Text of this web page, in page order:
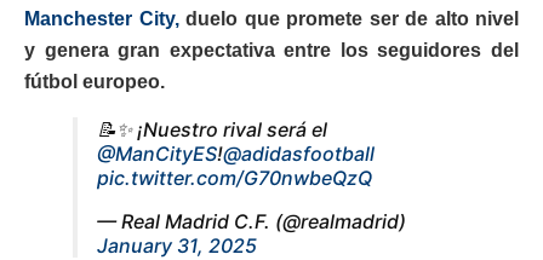
Manchester City,duelo que promete ser de alto nivel
y genera gran expectativa entre los seguidores del
fútbol europeo.
📝✨ ¡Nuestro rival será el
@ManCityES!@adidasfootball
pic.twitter.com/G70nwbeQzQ
— Real Madrid C.F. (@realmadrid)
January 31, 2025